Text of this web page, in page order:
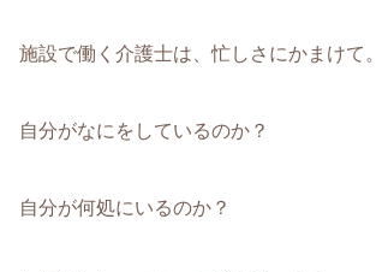
施設で働く介護士は、忙しさにかまけて。
自分がなにをしているのか？
自分が何処にいるのか？